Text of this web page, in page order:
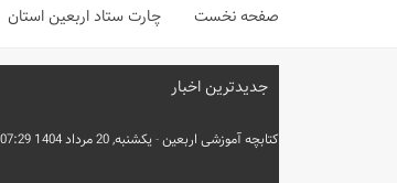
صفحه نخست چارت ستاد اربعین استان
جدیدترین اخبار
کتابچه آموزشی اربعین-یکشنبه, 20 مرداد 1404 07:29